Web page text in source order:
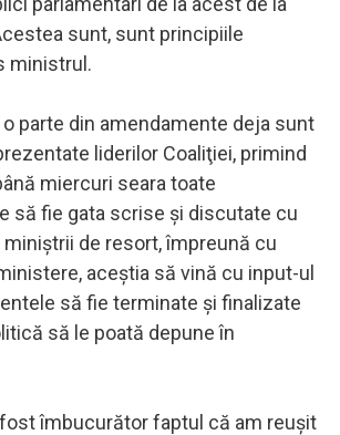
sunt, sunt principiile
ministrul.
parte din amendamente deja sunt
liderilor Coaliţiei, primind
miercuri seara toate
să fie gata scrise şi discutate cu
de resort, împreună cu
aceştia să vină cu input-ul
să fie terminate şi finalizate
să le poată depune în
îmbucurător faptul că am reuşit